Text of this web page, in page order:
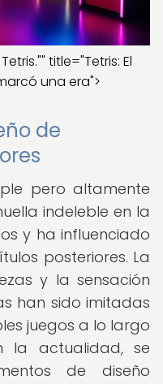
title="Tetris: El
una era">
de
pero altamente
indeleble en la
y ha influenciado
posteriores. La
y la sensación
han sido imitadas
juegos a lo largo
la actualidad, se
de diseño